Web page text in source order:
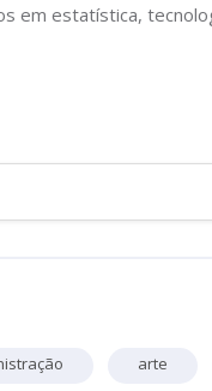
em estatística,
arte